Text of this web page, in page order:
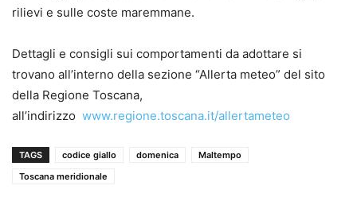
rilievi e sulle coste maremmane.
Dettagli e consigli sui comportamenti da adottare si
trovano all’interno della sezione “Allerta meteo” del sito
della Regione Toscana,
all’indirizzo www.regione.toscana.it/allertameteo
TAGS codice giallo domenica
Maltempo
Toscana meridionale